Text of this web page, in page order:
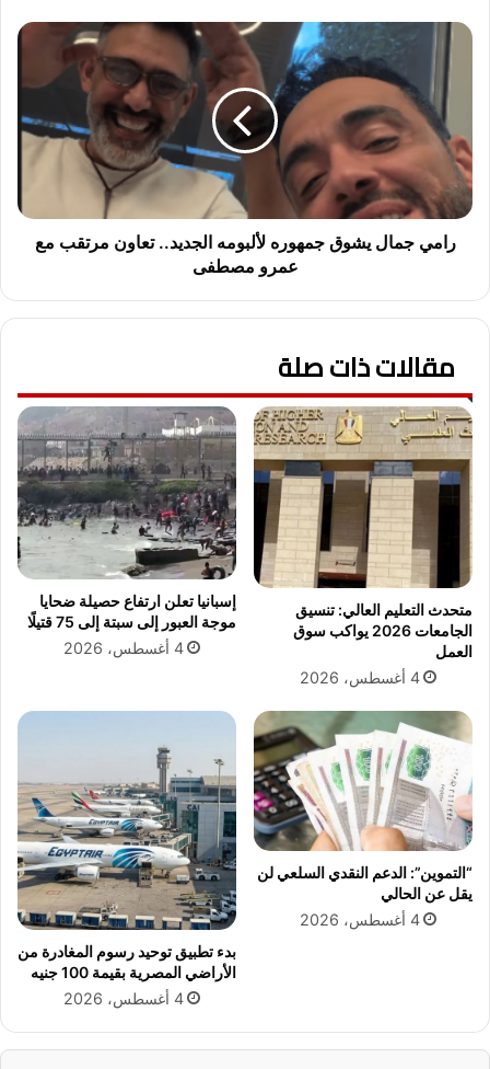
ل
ت
ق
د
ه
ع
د
ص
ل
ا
ح
س
ت
ع
د
ا
د
ك
أ
س
ا
ل
ع
م
ر
م
ا
ل
ي
ش
ر
ه
ل
أ
ل
ب
و
م
ه
ا
ل
ج
د
.
ت
ع
ا
و
ن
م
ع
رامي جمال يشوق جمهوره لألبومه الجديد.. تعاون مرتقب مع
عمرو مصطفى
مقالات ذات صلة
متحدث التعليم العالي: تنسيق
الجامعات 2026 يواكب سوق
العمل
4 أغسطس، 2026
إسبانيا تعلن ارتفاع حصيلة ضحايا
موجة العبور إلى سبتة إلى 75 قتيلًا
4 أغسطس، 2026
“التموين”: الدعم النقدي السلعي لن
يقل عن الحالي
4 أغسطس، 2026
بدء تطبيق توحيد رسوم المغادرة من
الأراضي المصرية بقيمة 100 جنيه
4 أغسطس، 2026